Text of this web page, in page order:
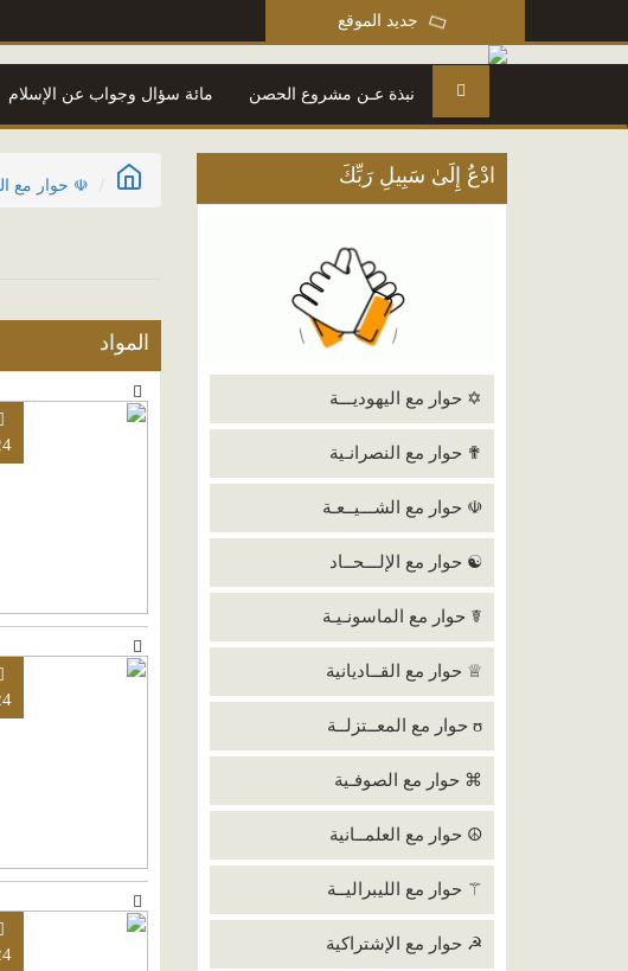
جديد الموقع
نبذة عـن مشروع الحصن مائة سؤال وجواب عن الإسلام
ادْعُ إِلَىٰ سَبِيلِ رَبِّكَ
✡ حوار مع اليهوديـــة
✟ حوار مع النصرانـية
☫ حوار مع الشـــيــعـة
☯ حوار مع الإلـــحــاد
☤ حوار مع الماسونـيـة
♕ حوار مع القــاديانية
ʊ حوار مع المعــتزلــة
⌘ حوار مع الصوفـية
☮ حوار مع العلمــانية
⚚ حوار مع الليبراليــة
☭ حوار مع الإشتراكية
☫ حوار مع
المواد